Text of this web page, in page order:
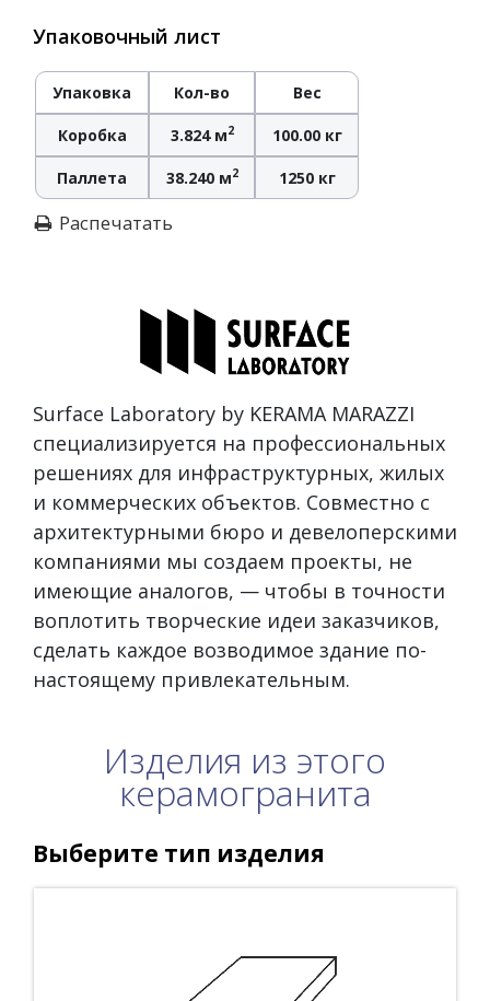
Упаковочный лист
Упаковка Кол-во Вес
Коробка 3.824 м2 100.00 кг
Паллета 38.240 м2 1250 кг
Распечатать
Surface Laboratory by KERAMA MARAZZI
специализируется на профессиональных
решениях для инфраструктурных, жилых
и коммерческих объектов. Совместно с
архитектурными бюро и девелоперскими
компаниями мы создаем проекты, не
имеющие аналогов, — чтобы в точности
воплотить творческие идеи заказчиков,
сделать каждое возводимое здание по-
настоящему привлекательным.
Изделия из этого
керамогранита
Выберите тип изделия